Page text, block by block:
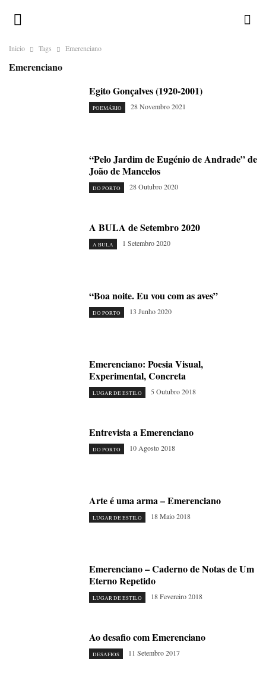
Inicio Tags Emerenciano
Emerenciano
Egito Gonçalves (1920-2001)
POEMÁRIO 28 Novembro 2021
“Pelo Jardim de Eugénio de Andrade” de
João de Mancelos
DO PORTO 28 Outubro 2020
A BULA de Setembro 2020
A BULA 1 Setembro 2020
“Boa noite. Eu vou com as aves”
DO PORTO 13 Junho 2020
Emerenciano: Poesia Visual,
Experimental, Concreta
LUGAR DE ESTILO 5 Outubro 2018
Entrevista a Emerenciano
DO PORTO 10 Agosto 2018
Arte é uma arma – Emerenciano
LUGAR DE ESTILO 18 Maio 2018
Emerenciano – Caderno de Notas de Um
Eterno Repetido
LUGAR DE ESTILO 18 Fevereiro 2018
Ao desafio com Emerenciano
DESAFIOS 11 Setembro 2017